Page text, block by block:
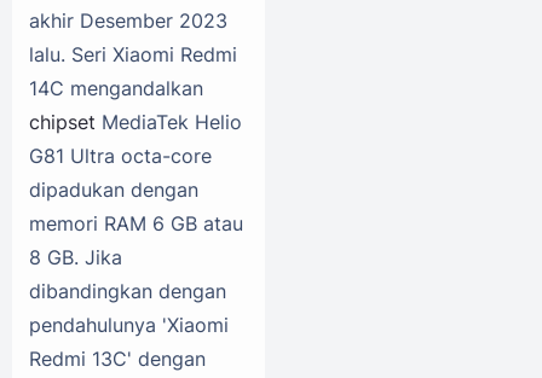
akhir Desember 2023
lalu. Seri Xiaomi Redmi
14C mengandalkan
chipset MediaTek Helio
G81 Ultra octa-core
dipadukan dengan
memori RAM 6 GB atau
8 GB. Jika
dibandingkan dengan
pendahulunya 'Xiaomi
Redmi 13C' dengan